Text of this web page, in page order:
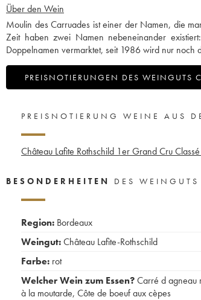
Über den Wein
Moulin des Carruades ist einer der Namen, die
Zeit haben zwei Namen nebeneinander
Doppelnamen vermarktet, seit 1986 wird nur noch
PREISNOTIERUNGEN DES WEINGUTS
PREISNOTIERUNG WEINE AUS
Château Lafite Rothschild 1er Grand Cru Classé
BESONDERHEITEN DES
Region: Bordeaux
Weingut:Château Lafite-Rothschild
Farbe: rot
Welcher Wein zum Essen?Carré d agneau
à la moutarde, Côte de boeuf aux cèpes